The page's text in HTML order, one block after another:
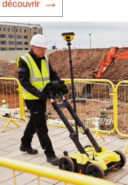
découvrir